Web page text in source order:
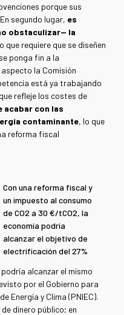
porque sus
segundo lugar, es
obstaculizar— la
que requiere que se diseñen
ponga fin a la
la Comisión
está ya trabajando
refleje los costes de
acabar con las
contaminante, lo que
reforma fiscal
Con una reforma fiscal y
un impuesto al consumo
de CO2 a 30 €/tCO2, la
economía podría
alcanzar el objetivo de
electrificación del 27%
alcanzar el mismo
por el Gobierno para
Energía y Clima (PNIEC).
dinero público; en